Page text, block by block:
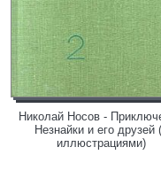
Николай Носов -
Незнайки и его друзей
иллюстрациями)